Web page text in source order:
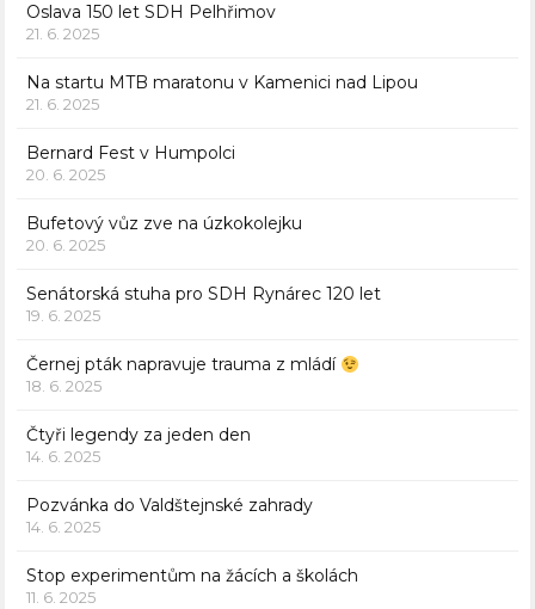
Oslava 150 let SDH Pelhřimov
21. 6. 2025
Na startu MTB maratonu v Kamenici nad Lipou
21. 6. 2025
Bernard Fest v Humpolci
20. 6. 2025
Bufetový vůz zve na úzkokolejku
20. 6. 2025
Senátorská stuha pro SDH Rynárec 120 let
19. 6. 2025
Černej pták napravuje trauma z mládí
18. 6. 2025
Čtyři legendy za jeden den
14. 6. 2025
Pozvánka do Valdštejnské zahrady
14. 6. 2025
Stop experimentům na žácích a školách
11. 6. 2025